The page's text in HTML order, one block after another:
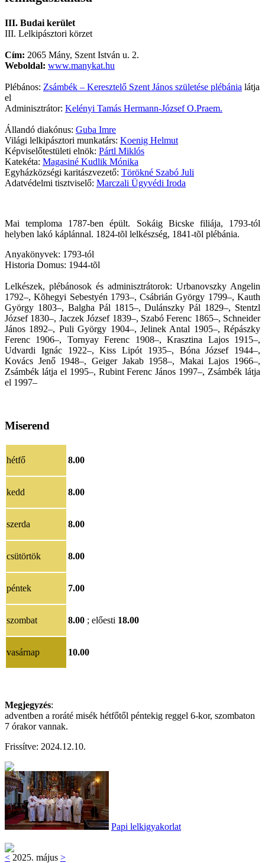
III. Budai kerület
III. Lelkipásztori körzet
Cím: 2065 Mány, Szent István u. 2.
Weboldal: www.manykat.hu
Plébános: Zsámbék – Keresztelő Szent János születése plébánia látja
el
Adminisztrátor: Kelényi Tamás Hermann-József O.Praem.
Állandó diakónus: Guba Imre
Világi lelkipásztori munkatárs: Koenig Helmut
Képviselőtestületi elnök: Pártl Miklós
Katekéta: Magasiné Kudlik Mónika
Egyházközségi karitászvezető: Törökné Szabó Juli
Adatvédelmi tisztviselő: Marczali Ügyvédi Iroda
Mai temploma 1787-ben épült. Sokáig Bicske filiája, 1793-tól
helyben lakó káplánnal. 1824-tõl lelkészség, 1841-tõl plébánia.
Anyakönyvek: 1793-tól
Historia Domus: 1944-tõl
Lelkészek, plébánosok és adminisztrátorok: Urbanovszky Angelin
1792–, Kõhegyi Sebestyén 1793–, Csábrián György 1799–, Kauth
György 1803–, Balgha Pál 1815–, Dulánszky Pál 1829–, Stentzl
József 1830–, Jaczek József 1839–, Szabó Ferenc 1865–, Schneider
János 1892–, Puli György 1904–, Jelinek Antal 1905–, Répászky
Ferenc 1906–, Tornyay Ferenc 1908–, Krasztina Lajos 1915–,
Udvardi Ignác 1922–, Kiss Lipót 1935–, Bóna József 1944–,
Kovács Jenő 1948–, Geiger Jakab 1958–, Makai Lajos 1966–,
Zsámbék látja el 1995–, Rubint Ferenc János 1997–, Zsámbék látja
el 1997–
Miserend
hétfő 8.00
kedd 8.00
szerda 8.00
csütörtök 8.00
péntek 7.00
szombat 8.00 ; előesti 18.00
vasárnap 10.00
Megjegyzés:
adventben a roráté misék hétfőtől péntekig reggel 6-kor, szombaton
7 órakor vannak.
Frissítve: 2024.12.10.
Papi lelkigyakorlat
< 2025. május >